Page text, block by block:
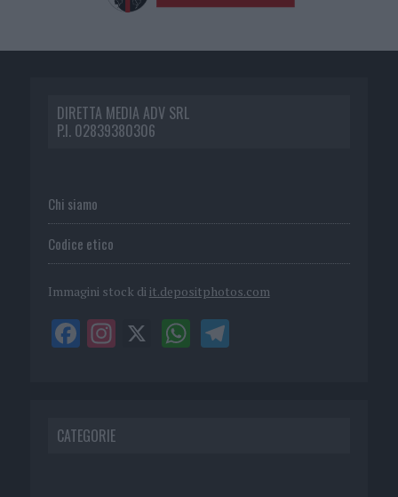
DIRETTA MEDIA ADV SRL
P.I. 02839380306
Chi siamo
Codice etico
Immagini stock di it.depositphotos.com
CATEGORIE